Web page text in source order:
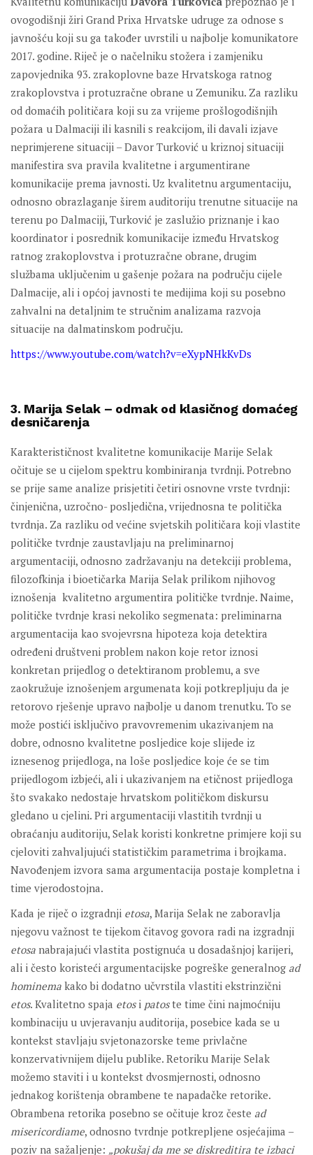
ovogodišnji žiri Grand Prixa Hrvatske udruge za odnose s
javnošću koji su ga također uvrstili u najbolje komunikatore
2017. godine. Riječ je o načelniku stožera i zamjeniku
zapovjednika 93. zrakoplovne baze Hrvatskoga ratnog
zrakoplovstva i protuzračne obrane u Zemuniku. Za razliku
od domaćih političara koji su za vrijeme prošlogodišnjih
požara u Dalmaciji ili kasnili s reakcijom, ili davali izjave
neprimjerene situaciji – Davor Turković u kriznoj situaciji
manifestira sva pravila kvalitetne i argumentirane
komunikacije prema javnosti. Uz kvalitetnu argumentaciju,
odnosno obrazlaganje širem auditoriju trenutne situacije na
terenu po Dalmaciji, Turković je zaslužio priznanje i kao
koordinator i posrednik komunikacije između Hrvatskog
ratnog zrakoplovstva i protuzračne obrane, drugim
službama uključenim u gašenje požara na području cijele
Dalmacije, ali i općoj javnosti te medijima koji su posebno
zahvalni na detaljnim te stručnim analizama razvoja
situacije na dalmatinskom području.
https://www.youtube.com/watch?v=eXypNHkKvDs
3. Marija Selak – odmak od klasičnog domaćeg
desničarenja
Karakterističnost kvalitetne komunikacije Marije Selak
očituje se u cijelom spektru kombiniranja tvrdnji. Potrebno
se prije same analize prisjetiti četiri osnovne vrste tvrdnji:
činjenična, uzročno- posljedična, vrijednosna te politička
tvrdnja. Za razliku od većine svjetskih političara koji vlastite
političke tvrdnje zaustavljaju na preliminarnoj
argumentaciji, odnosno zadržavanju na detekciji problema,
filozofkinja i bioetičarka Marija Selak prilikom njihovog
iznošenja kvalitetno argumentira političke tvrdnje. Naime,
političke tvrdnje krasi nekoliko segmenata: preliminarna
argumentacija kao svojevrsna hipoteza koja detektira
određeni društveni problem nakon koje retor iznosi
konkretan prijedlog o detektiranom problemu, a sve
zaokružuje iznošenjem argumenata koji potkrepljuju da je
retorovo rješenje upravo najbolje u danom trenutku. To se
može postići isključivo pravovremenim ukazivanjem na
dobre, odnosno kvalitetne posljedice koje slijede iz
iznesenog prijedloga, na loše posljedice koje će se tim
prijedlogom izbjeći, ali i ukazivanjem na etičnost prijedloga
što svakako nedostaje hrvatskom političkom diskursu
gledano u cjelini. Pri argumentaciji vlastitih tvrdnji u
obraćanju auditoriju, Selak koristi konkretne primjere koji su
cjeloviti zahvaljujući statističkim parametrima i brojkama.
Navođenjem izvora sama argumentacija postaje kompletna i
time vjerodostojna.
Kada je riječ o izgradnji etosa, Marija Selak ne zaboravlja
njegovu važnost te tijekom čitavog govora radi na izgradnji
etosa nabrajajući vlastita postignuća u dosadašnjoj karijeri,
ali i često koristeći argumentacijske pogreške generalnog ad
hominema kako bi dodatno učvrstila vlastiti ekstrinzični
etos. Kvalitetno spaja etosi patoste time čini najmoćniju
kombinaciju u uvjeravanju auditorija, posebice kada se u
kontekst stavljaju svjetonazorske teme privlačne
konzervativnijem dijelu publike. Retoriku Marije Selak
možemo staviti i u kontekst dvosmjernosti, odnosno
jednakog korištenja obrambene te napadačke retorike.
Obrambena retorika posebno se očituje kroz česte ad
misericordiame, odnosno tvrdnje potkrepljene osjećajima –
poziv na sažaljenje: „pokušaj da me se diskreditira te izbaci